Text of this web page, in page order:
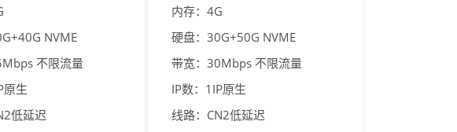
NVME
不限流量
原生
低延迟
内存：4G
硬盘：30G+50G NVME
带宽：30Mbps 不限流量
IP数：1IP原生
线路：CN2低延迟